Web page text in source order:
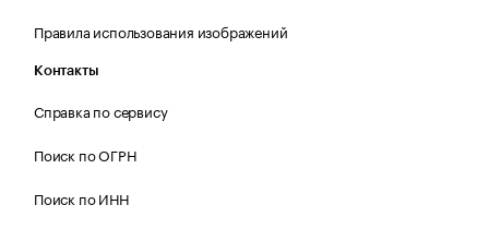
Правила использования изображений
Контакты
Справка по сервису
Поиск по ОГРН
Поиск по ИНН